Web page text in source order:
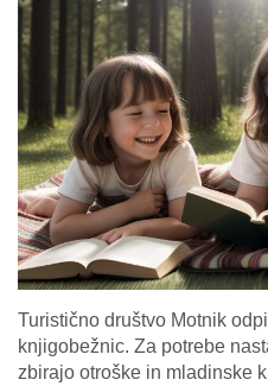
Turistično društvo Motnik
knjigobežnic. Za potrebe
zbirajo otroške in mladinske